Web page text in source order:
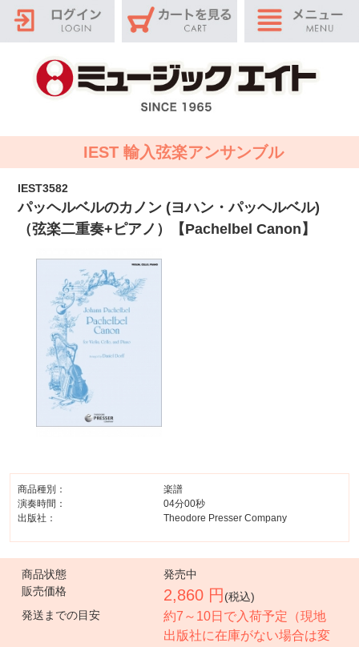
IEST 輸入弦楽アンサンブル
IEST3582
パッヘルベルのカノン (ヨハン・パッヘルベル)
（弦楽二重奏+ピアノ）【Pachelbel Canon】
商品種別：
楽譜
演奏時間：
04分00秒
出版社：
Theodore Presser Company
商品状態
発売中
販売価格
2,860 円 (税込)
発送までの目安
約7～10日で入荷予定（現地
出版社に在庫がない場合は変